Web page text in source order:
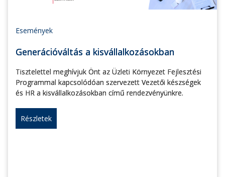
Események
Generációváltás a kisvállalkozásokban
Tisztelettel meghívjuk Önt az Üzleti Környezet Fejlesztési
Programmal kapcsolódóan szervezett Vezetői készségek
és HR a kisvállalkozásokban című rendezvényünkre.
Részletek